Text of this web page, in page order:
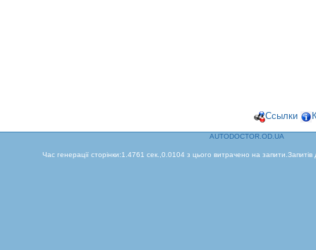
Ссылки
AUTODOCTOR.OD.UA
Час генерації сторінки:1.4761 сек.,0.0104 з цього витрачено на